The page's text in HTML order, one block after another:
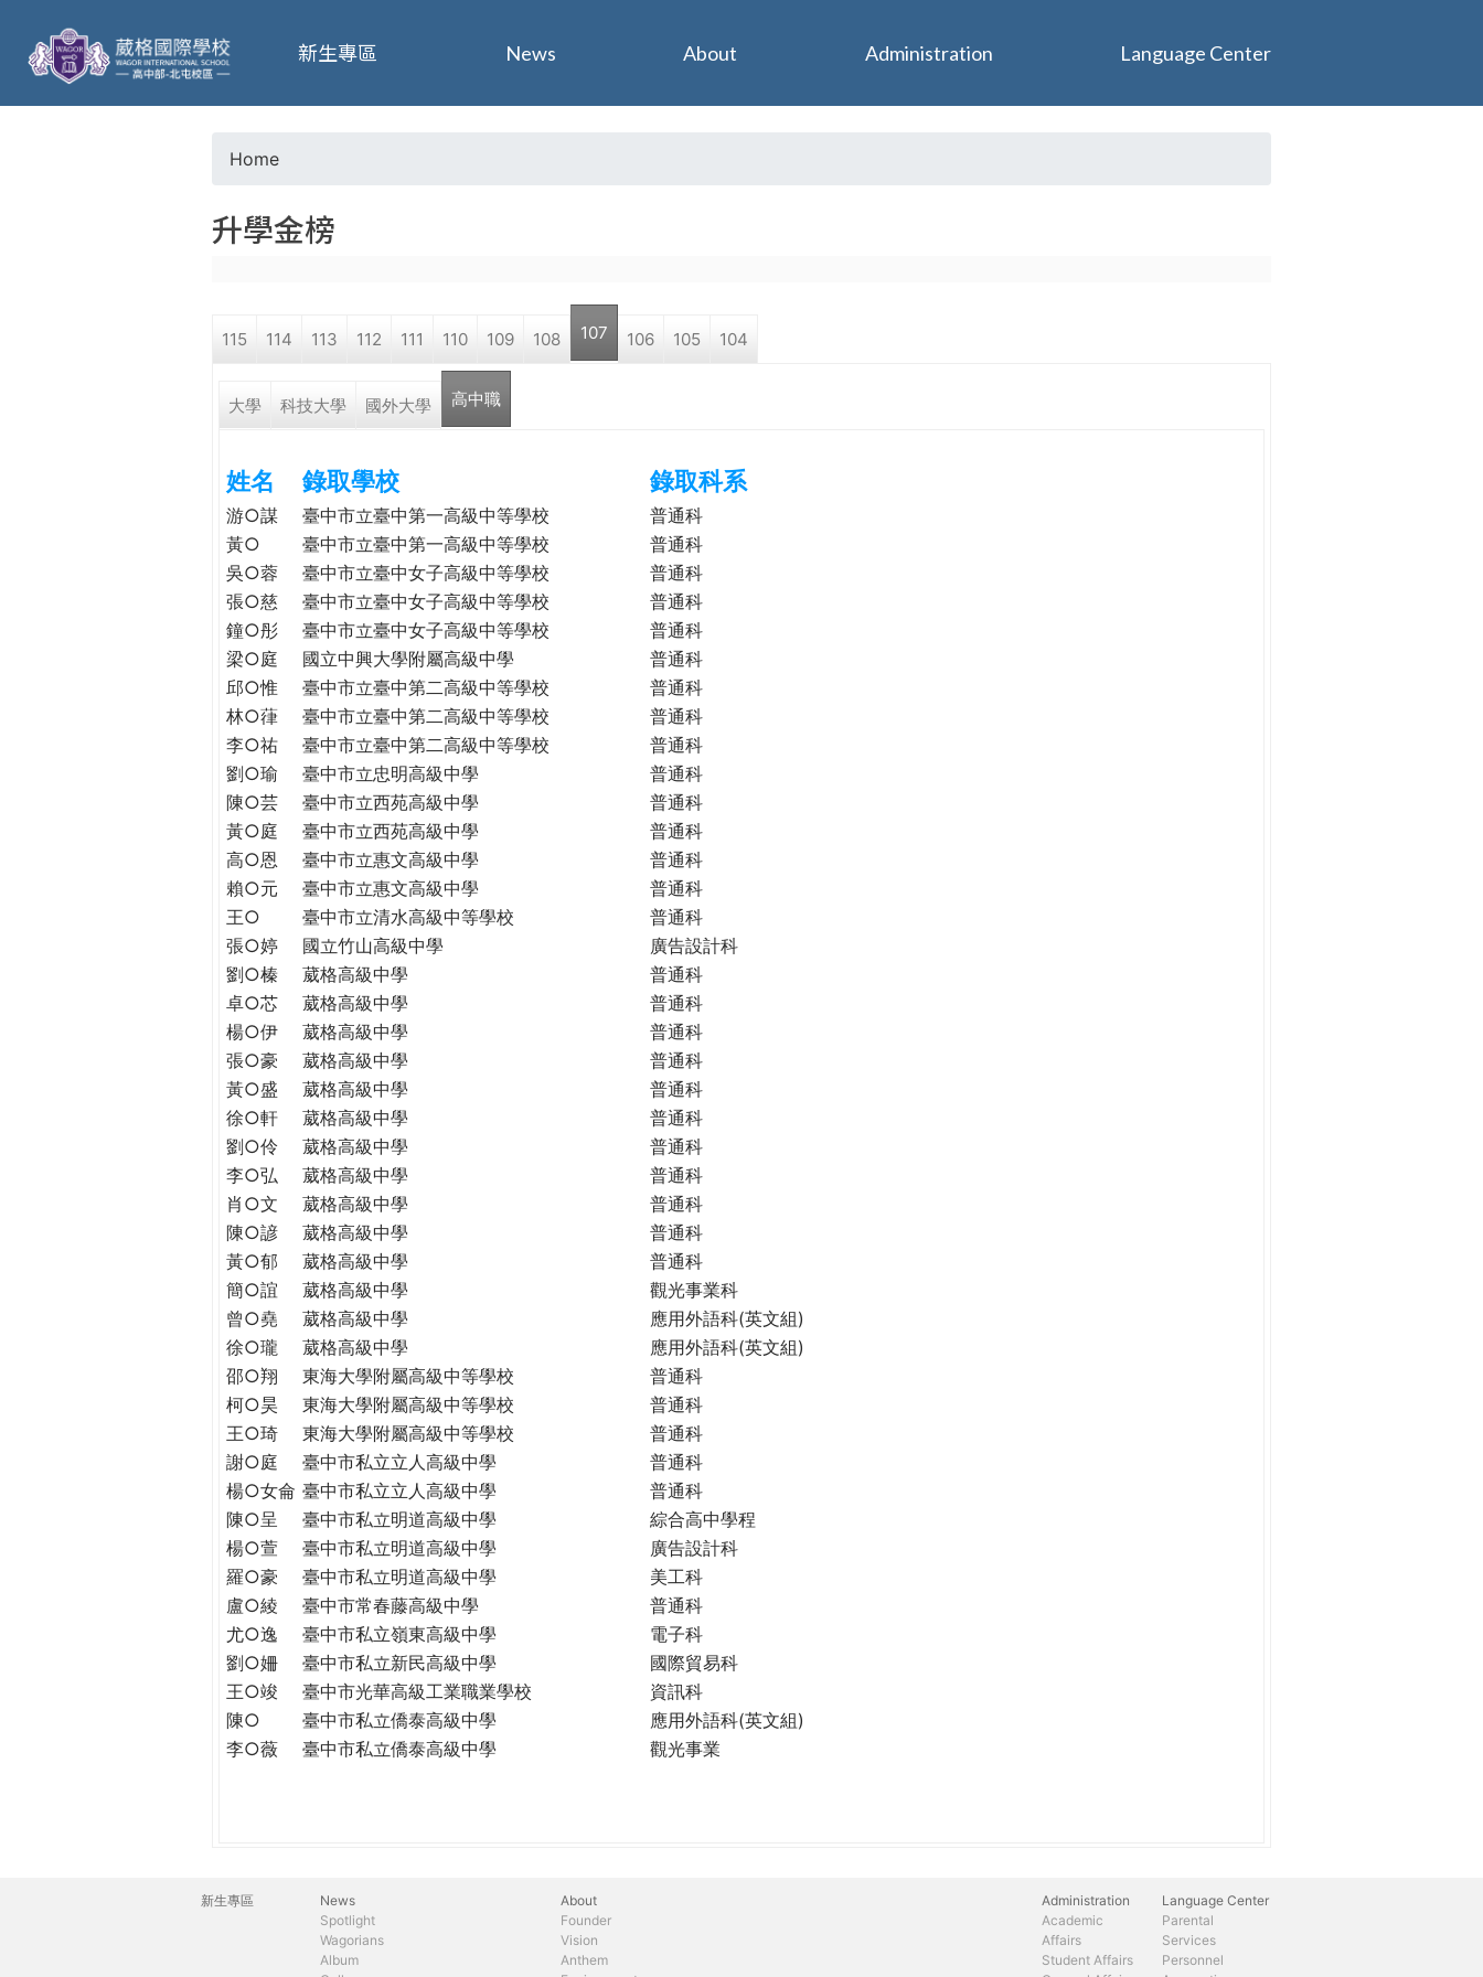
葳
格
o
a
r
e
h
e
r
e
Home
升學金榜
115 114 113 112 111 110 109 108 107 106 105 104
大學 科技大學 國外大學 高中職
姓名 錄取學校 錄取科系
游○謀 臺中市立臺中第一高級中等學校
普通科
黃○
臺中市立臺中第一高級中等學校
普通科
吳○蓉
臺中市立臺中女子高級中等學校
普通科
張○慈
臺中市立臺中女子高級中等學校
普通科
鐘○彤
臺中市立臺中女子高級中等學校
普通科
梁○庭
國立中興大學附屬高級中學
普通科
邱○惟
臺中市立臺中第二高級中等學校
普通科
林○葎
臺中市立臺中第二高級中等學校
普通科
李○祐
臺中市立臺中第二高級中等學校
普通科
劉○瑜
臺中市立忠明高級中學
普通科
陳○芸
臺中市立西苑高級中學
普通科
黃○庭
臺中市立西苑高級中學
普通科
高○恩
臺中市立惠文高級中學
普通科
賴○元
臺中市立惠文高級中學
普通科
王○
臺中市立清水高級中等學校
普通科
張○婷
國立竹山高級中學
廣告設計科
劉○榛
葳格高級中學
普通科
卓○芯
葳格高級中學
普通科
楊○伊
葳格高級中學
普通科
張○豪
葳格高級中學
普通科
黃○盛
葳格高級中學
普通科
徐○軒
葳格高級中學
普通科
劉○伶
葳格高級中學
普通科
李○弘
葳格高級中學
普通科
肖○文
葳格高級中學
普通科
陳○諺
葳格高級中學
普通科
黃○郁
葳格高級中學
普通科
簡○誼
葳格高級中學
觀光事業科
曾○堯
葳格高級中學
應用外語科(英文組)
徐○瓏
葳格高級中學
應用外語科(英文組)
邵○翔
東海大學附屬高級中等學校
普通科
柯○昊
東海大學附屬高級中等學校
普通科
王○琦
東海大學附屬高級中等學校
普通科
謝○庭
臺中市私立立人高級中學
普通科
楊○女侖 臺中市私立立人高級中學
普通科
陳○呈
臺中市私立明道高級中學
綜合高中學程
楊○萱
臺中市私立明道高級中學
廣告設計科
羅○豪
臺中市私立明道高級中學
美工科
盧○綾
臺中市常春藤高級中學
普通科
尤○逸
臺中市私立嶺東高級中學
電子科
劉○姍
臺中市私立新民高級中學
國際貿易科
王○竣
臺中市光華高級工業職業學校
資訊科
陳○
臺中市私立僑泰高級中學
應用外語科(英文組)
李○薇
臺中市私立僑泰高級中學 觀光事業
新生專區 News About Administration Language Center
主
新生專區
News
Spotlight
Wagorians
Album
About
Founder
Vision
Anthem
Administration
Academic
Affairs
Student Affairs
Parental
Services
Personnel
Language Center